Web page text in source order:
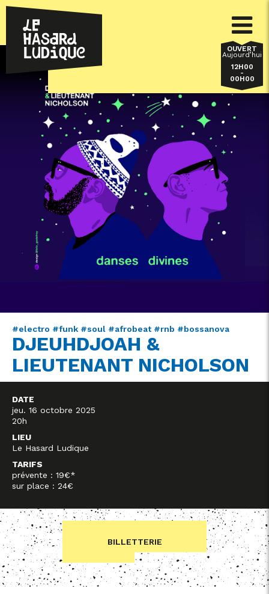
OUVERT
Aujourd’hui
12H00
-
00H00
#electro #funk #soul #afrobeat #rnb #bossanova
DJEUHDJOAH &
LIEUTENANT NICHOLSON
DATE
jeu. 16 octobre 2025
20h
LIEU
Le Hasard Ludique
TARIFS
prévente : 19€*
sur place : 24€
BILLETTERIE